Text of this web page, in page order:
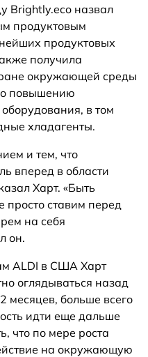
Brightly.eco назвал
продуктовым
продуктовых
получила
окружающей среды
повышению
в том
хладагенты.
и тем, что
вперед в области
Харт. «Быть
просто ставим перед
на себя
он.
ALDI в США Харт
оглядываться назад
месяцев, больше всего
идти еще дальше
что по мере роста
на окружающую